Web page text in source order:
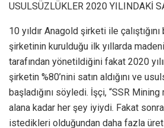
USULSÜZLÜKLER 2020 YILINDAKİ
10 yıldır Anagold şirketi ile
şirketinin kurulduğu ilk yıllarda
tarafından yönetildiğini fakat 2020
şirketin %80’nini satın aldığını ve
başladığını söyledi. İşçi, “SSR Mining
alana kadar her şey iyiydi. Fakat
istedikleri olduğundan daha fazla